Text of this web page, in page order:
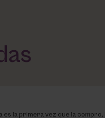
la primera vez que la